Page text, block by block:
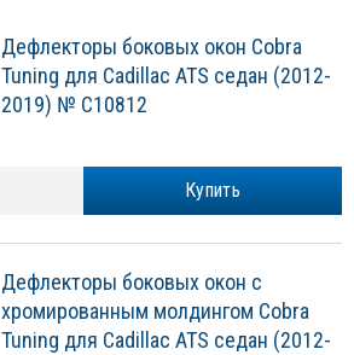
Дефлекторы боковых окон Cobra
Tuning для Cadillac ATS седан (2012-
2019) № C10812
Купить
Дефлекторы боковых окон с
хромированным молдингом Cobra
Tuning для Cadillac ATS седан (2012-